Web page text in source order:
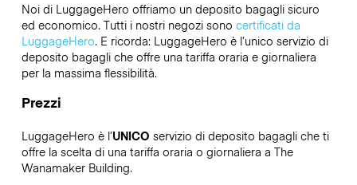
Noi di LuggageHero offriamo un deposito bagagli sicuro
ed economico. Tutti i nostri negozi sono certificati da
LuggageHero. E ricorda: LuggageHero è l’unico servizio di
deposito bagagli che offre una tariffa oraria e giornaliera
per la massima flessibilità.
Prezzi
LuggageHero è l’UNICO servizio di deposito bagagli che ti
offre la scelta di una tariffa oraria o giornaliera a The
Wanamaker Building.